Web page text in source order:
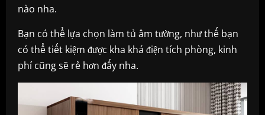
nào nha.
Bạn có thể lựa chọn làm tủ âm tường, như thế bạn
có thể tiết kiệm được kha khá điện tích phòng, kinh
phí cũng sẽ rẻ hơn đấy nha.